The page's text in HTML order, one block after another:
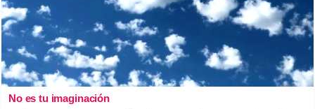
No es tu imaginación